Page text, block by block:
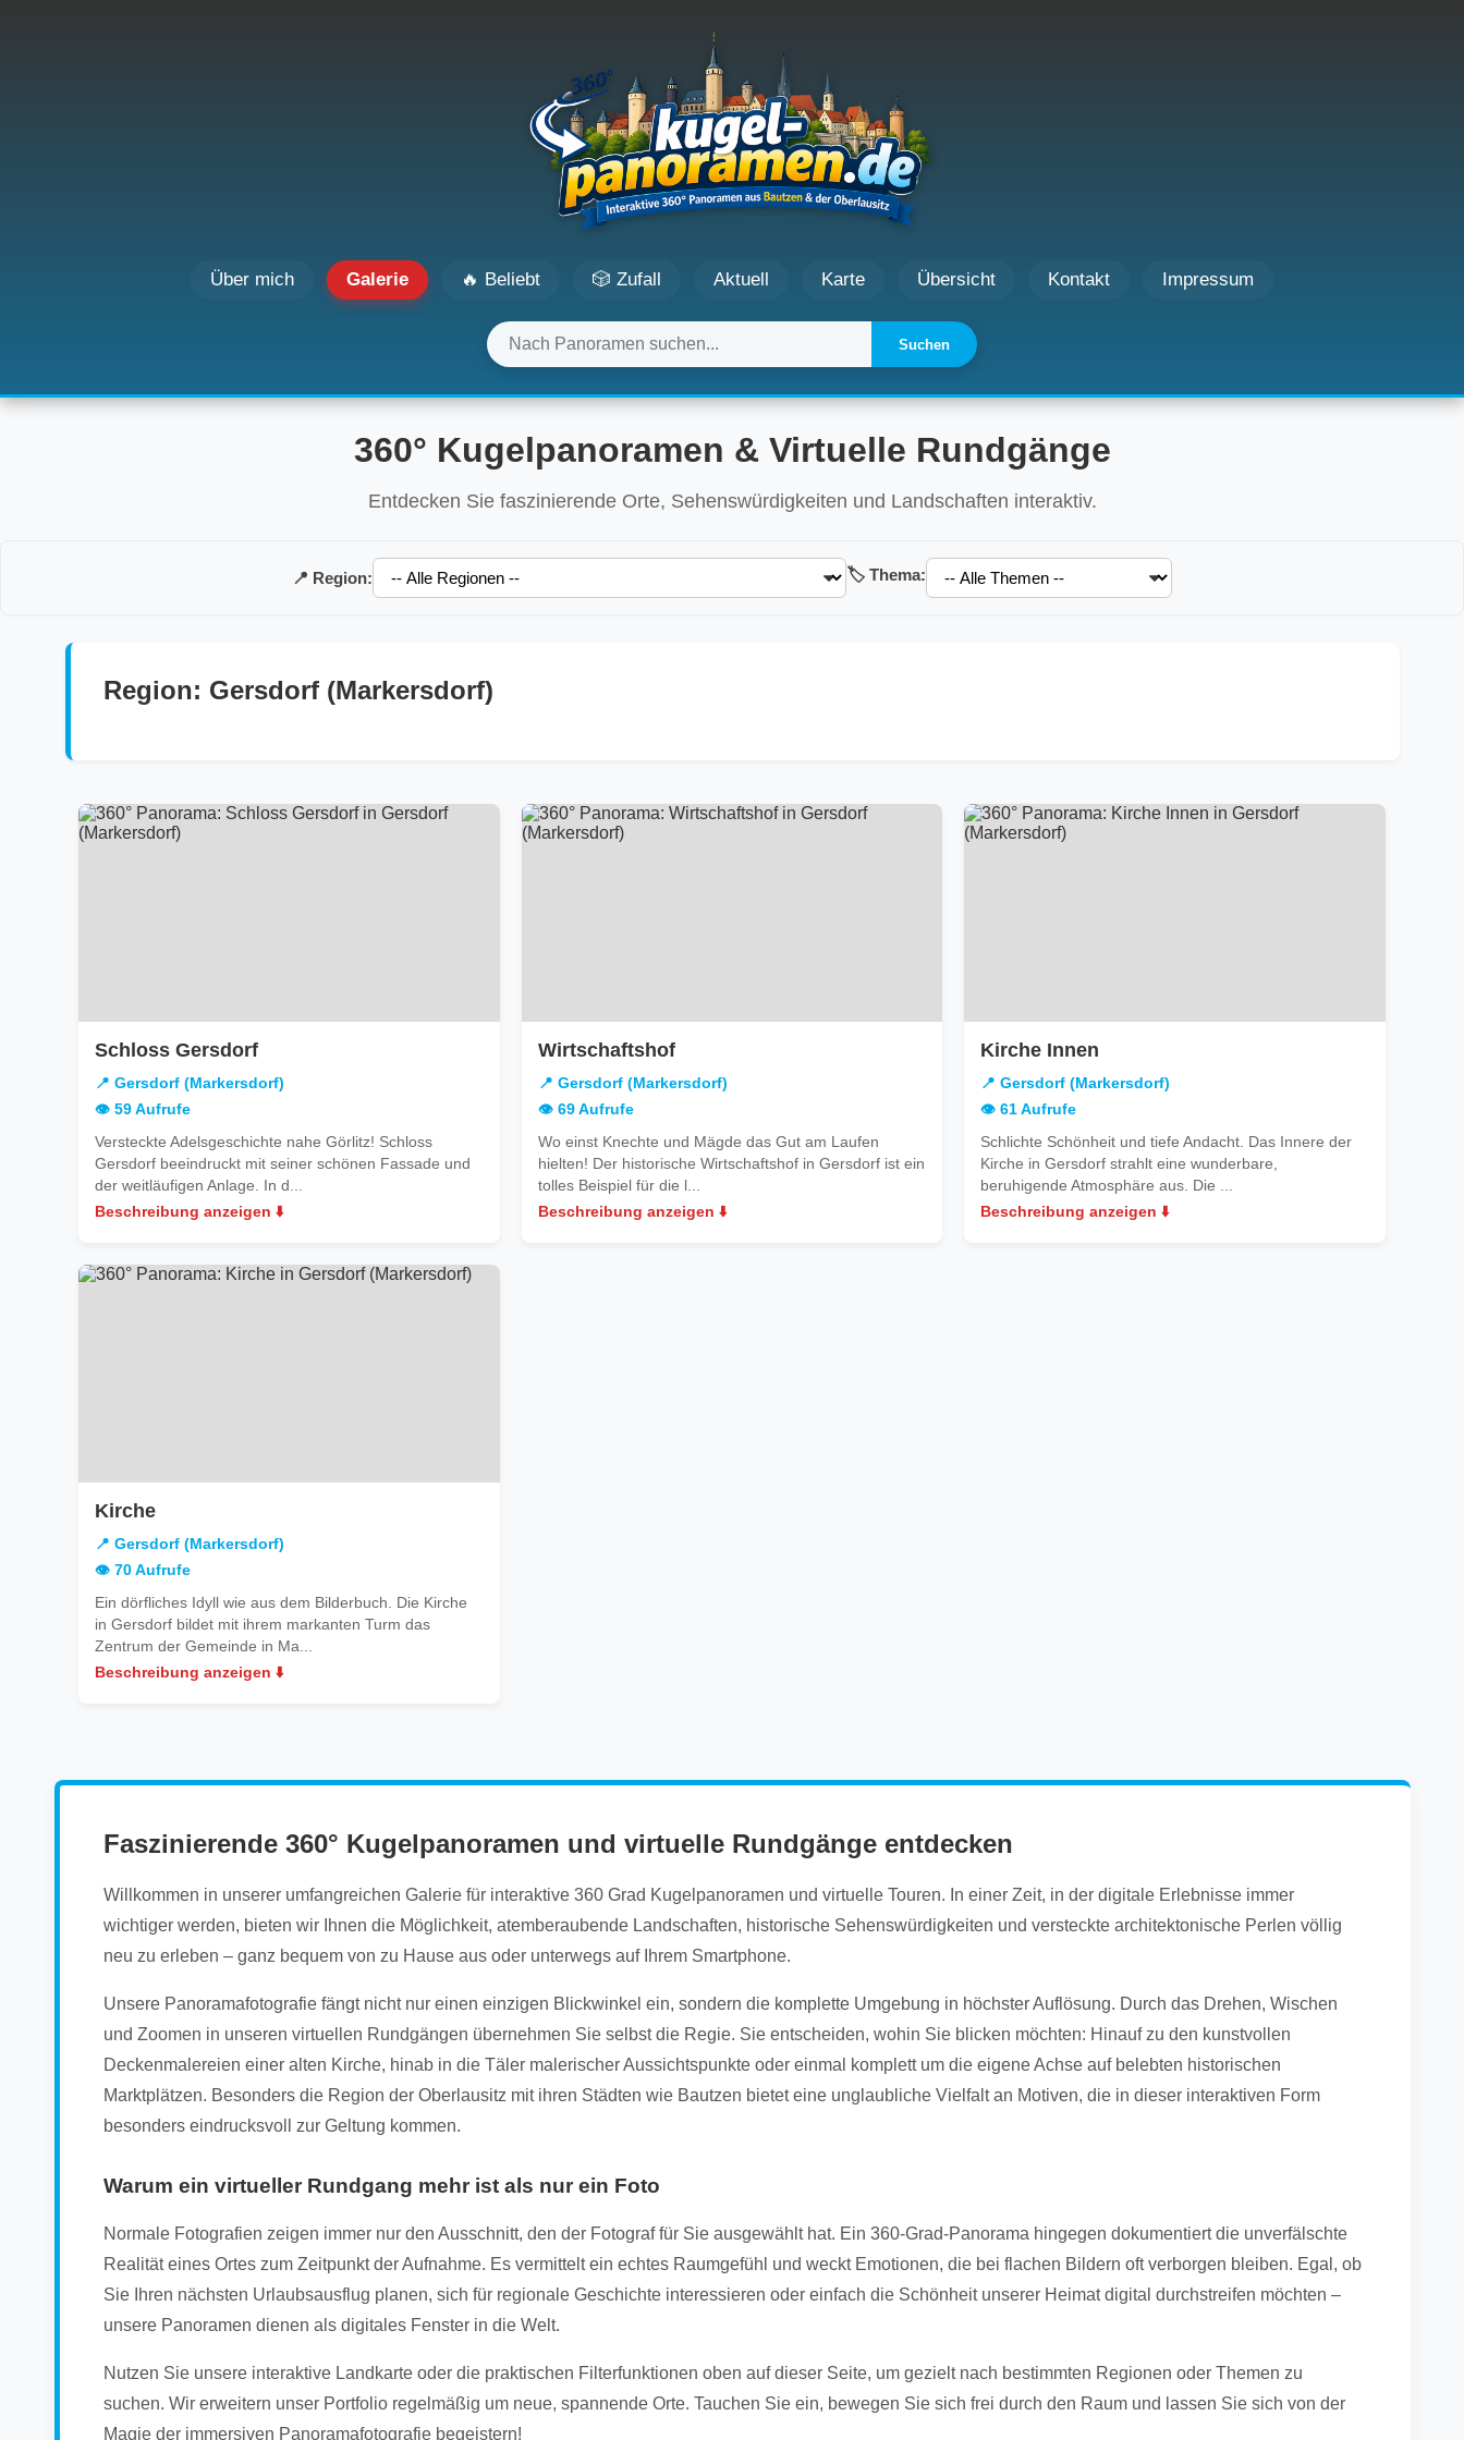
Über mich Galerie 🔥 Beliebt 🎲 Zufall Aktuell Karte Übersicht Kontakt Impressum
Suchen
360° Kugelpanoramen & Virtuelle Rundgänge
Entdecken Sie faszinierende Orte, Sehenswürdigkeiten und Landschaften interaktiv.
📍 Region: 🏷️ Thema:
Region: Gersdorf (Markersdorf)
Schloss Gersdorfin
Gersdorf
(Markersdorf)
📍 Gersdorf (Markersdorf)
👁️ 59 Aufrufe
Versteckte Adelsgeschichte nahe Görlitz! Schloss
Gersdorf beeindruckt mit seiner schönen Fassade und
der weitläufigen Anlage. In d...
Beschreibung anzeigen ⬇️
Wirtschaftshofin
Gersdorf
(Markersdorf)
📍 Gersdorf (Markersdorf)
👁️ 69 Aufrufe
Wo einst Knechte und Mägde das Gut am Laufen
hielten! Der historische Wirtschaftshof in Gersdorf ist ein
tolles Beispiel für die l...
Beschreibung anzeigen ⬇️
Kirche Innen
Gersdorf
(Markersdorf)
📍 Gersdorf (Markersdorf)
👁️ 61 Aufrufe
Schlichte Schönheit und tiefe Andacht. Das Innere der
Kirche in Gersdorf strahlt eine wunderbare,
beruhigende Atmosphäre aus. Die ...
Beschreibung anzeigen ⬇️
Kirchein
Gersdorf
(Markersdorf)
📍 Gersdorf (Markersdorf)
👁️ 70 Aufrufe
Ein dörfliches Idyll wie aus dem Bilderbuch. Die Kirche
in Gersdorf bildet mit ihrem markanten Turm das
Zentrum der Gemeinde in Ma...
Beschreibung anzeigen ⬇️
Faszinierende 360° Kugelpanoramen und virtuelle Rundgänge entdecken
Willkommen in unserer umfangreichen Galerie für interaktive 360 Grad Kugelpanoramen und virtuelle Touren. In einer Zeit, in der digitale Erlebnisse immer
wichtiger werden, bieten wir Ihnen die Möglichkeit, atemberaubende Landschaften, historische Sehenswürdigkeiten und versteckte architektonische Perlen völlig
neu zu erleben – ganz bequem von zu Hause aus oder unterwegs auf Ihrem Smartphone.
Unsere Panoramafotografie fängt nicht nur einen einzigen Blickwinkel ein, sondern die komplette Umgebung in höchster Auflösung. Durch das Drehen, Wischen
und Zoomen in unseren virtuellen Rundgängen übernehmen Sie selbst die Regie. Sie entscheiden, wohin Sie blicken möchten: Hinauf zu den kunstvollen
Deckenmalereien einer alten Kirche, hinab in die Täler malerischer Aussichtspunkte oder einmal komplett um die eigene Achse auf belebten historischen
Marktplätzen. Besonders die Region der Oberlausitz mit ihren Städten wie Bautzen bietet eine unglaubliche Vielfalt an Motiven, die in dieser interaktiven Form
besonders eindrucksvoll zur Geltung kommen.
Warum ein virtueller Rundgang mehr ist als nur ein Foto
Normale Fotografien zeigen immer nur den Ausschnitt, den der Fotograf für Sie ausgewählt hat. Ein 360-Grad-Panorama hingegen dokumentiert die unverfälschte
Realität eines Ortes zum Zeitpunkt der Aufnahme. Es vermittelt ein echtes Raumgefühl und weckt Emotionen, die bei flachen Bildern oft verborgen bleiben. Egal, ob
Sie Ihren nächsten Urlaubsausflug planen, sich für regionale Geschichte interessieren oder einfach die Schönheit unserer Heimat digital durchstreifen möchten –
unsere Panoramen dienen als digitales Fenster in die Welt.
Nutzen Sie unsere interaktive Landkarte oder die praktischen Filterfunktionen oben auf dieser Seite, um gezielt nach bestimmten Regionen oder Themen zu
suchen. Wir erweitern unser Portfolio regelmäßig um neue, spannende Orte. Tauchen Sie ein, bewegen Sie sich frei durch den Raum und lassen Sie sich von der
Magie der immersiven Panoramafotografie begeistern!